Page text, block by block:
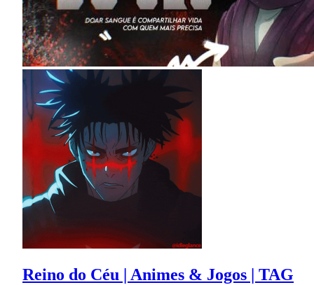
Reino do Céu | Animes & Jogos | TAG